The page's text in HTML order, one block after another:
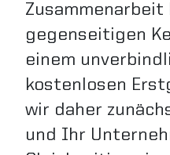
gegenseitigen
einem
kostenlosen
wir daher
und Ihr